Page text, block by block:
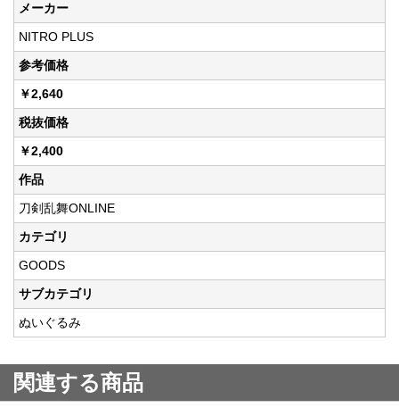
メーカー
NITRO PLUS
参考価格
￥2,640
税抜価格
￥2,400
作品
刀剣乱舞ONLINE
カテゴリ
GOODS
サブカテゴリ
ぬいぐるみ
関連する商品